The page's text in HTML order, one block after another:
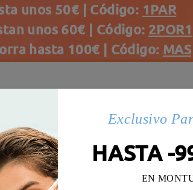
unos 50€ | Código: 1PAR
unos 60€ | Código: 2POR1
hasta 100€ | Código: MAS
(Paqueño) Diametro de lentes: 51 mm
Material de la montura:
Exclusivo
HASTA -
EN